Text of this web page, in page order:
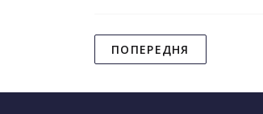
ПОПЕРЕДНЯ